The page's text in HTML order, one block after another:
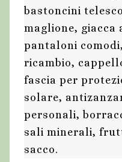
bastoncini
maglione, giacca
pantaloni
ricambio,
fascia per
solare,
personali,
sali minerali,
sacco.